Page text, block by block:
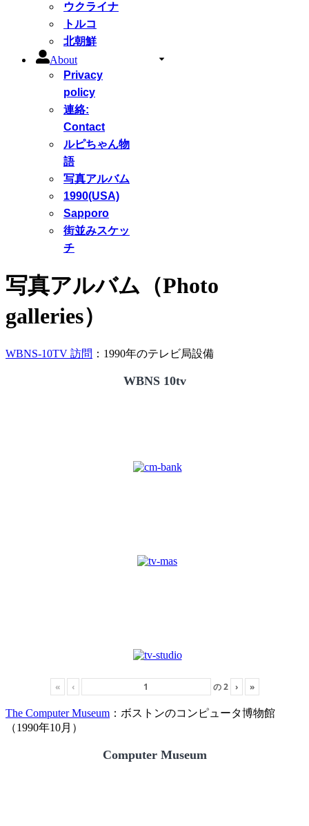
ウクライナ
トルコ
北朝鮮
About
Privacy
policy
連絡:
Contact
ルピちゃん物
語
写真アルバム
1990(USA)
Sapporo
街並みスケッ
チ
写真アルバム（Photo
galleries）
WBNS-10TV 訪問 ：1990年のテレビ局設備
WBNS 10tv
« ‹ の2 › »
The Computer Museum ：ボストンのコンピュータ博物館
（1990年10月）
Computer Museum